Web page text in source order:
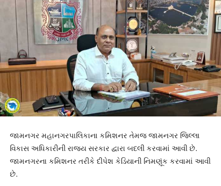
જામનગર મહાનગરપાલિકાના કમિશનર તેમજ જામનગર જિલ્લા
વિકાસ અધિકારીની રાજ્ય સરકાર દ્વારા બદલી કરવામાં આવી છે.
જામનગરના કમિશનર તરીકે દીપેશ કેડિયાની નિમણૂંક કરવામાં આવી
છે.